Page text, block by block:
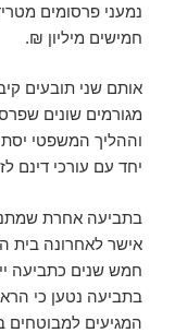
נמעני פרסומים
חמישים מיליון ₪.
אותם שני תובעים
מגורמים שונים
וההליך המשפטי
יחד עם עורכי דינם
בתביעה אחרת
אישר לאחרונה בית
בתביעה נטען כי
המגיעים למבוטחים